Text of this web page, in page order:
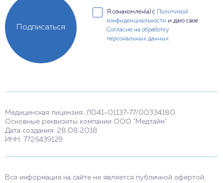
Я ознакомлен(а) с
Политикой
конфиденциальности и даю свое
Согласие на обработку
персональных данных
Подписаться
Медицинская лицензия: Л041-01137-77/00334180
Основные реквизиты компании ООО "Медтайм"
Дата создания: 28.08.2018
ИНН: 7726439129
Вся информация на сайте не является публичной офертой,